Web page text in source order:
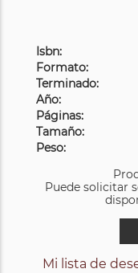
Isbn:
Formato:
Terminado:
Año:
Páginas:
Tamaño:
Peso:
Puede solicitar
Mi lista de